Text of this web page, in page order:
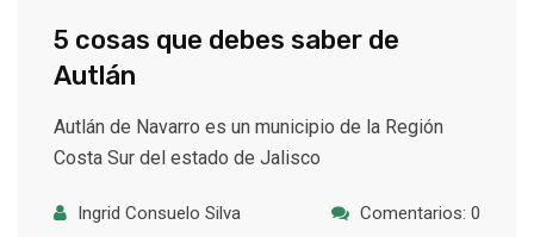
5 cosas que debes saber de
Autlán
Autlán de Navarro es un municipio de la Región
Costa Sur del estado de Jalisco
Ingrid Consuelo Silva Comentarios: 0